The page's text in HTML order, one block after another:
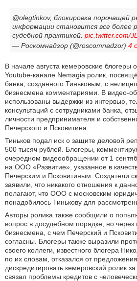
@olegtinkov, блокировка порочащей
информации становится все более
судебной практикой. pic.twitter.com/
— Роскомнадзор (@roscomnadzor) 4
В начале августа кемеровские блогеры
Youtube-канале Nemagia ролик,
банка, созданного Тиньковым, с
бизнесмена комментариями. В видео-
использованы выдержки из интервью,
консультаций с сотрудниками банка,
личности предпринимателя и
Печерского и Псковитина.
Тиньков подал иск о защите деловой
500 тысяч рублей. Блогеры,
очередном видеообращении от 1
на ООО «Развитие», указанное в
Печерским и Псковитиным. Создатели
заявили, что никакого отношения к
полагают, что ООО с московским
понадобилось Тинькову для
Авторы ролика также сообщили о
вопрос в досудебном порядке, но через
бизнесмена, с чем Печерский и
согласны. Блогеры также выразили
своего коллеги, известного блогера
по их словам, отказался от
дискредитировать кемеровский ролик
связал проблемы кредитов с